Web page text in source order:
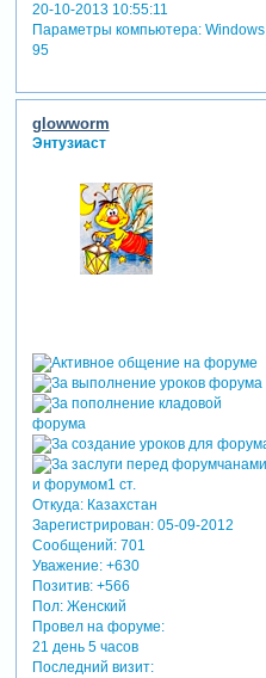
20-10-2013 10:55:11
Параметры компьютера:Windows
95
glowworm
Энтузиаст
Откуда:Казахстан
Зарегистрирован: 05-09-2012
Сообщений:701
Уважение: +630
Позитив: +566
Пол:Женский
Провел на форуме:
21 день 5 часов
Последний визит: